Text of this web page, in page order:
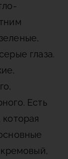
глаза.
Есть